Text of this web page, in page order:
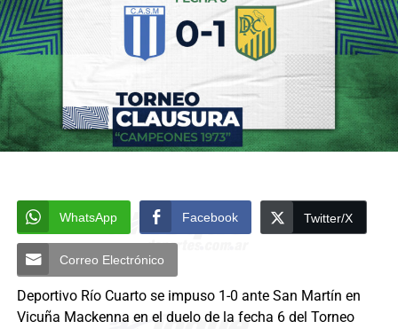
WhatsApp Facebook Twitter/X
Correo Electrónico
Deportivo Río Cuarto se impuso 1-0 ante San Martín en
Vicuña Mackenna en el duelo de la fecha 6 del Torneo